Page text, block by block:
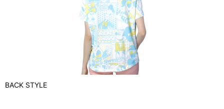
BACK STYLE